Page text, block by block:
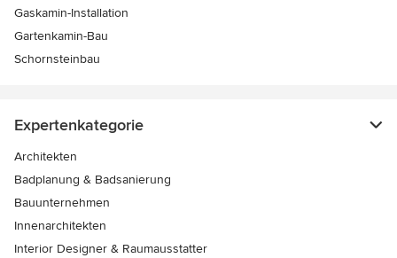
Gaskamin-Installation
Gartenkamin-Bau
Schornsteinbau
Expertenkategorie
Architekten
Badplanung & Badsanierung
Bauunternehmen
Innenarchitekten
Interior Designer & Raumausstatter